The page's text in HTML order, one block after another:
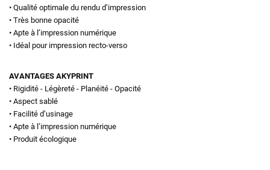
• Qualité optimale du rendu d’impression
• Très bonne opacité
• Apte à l’impression numérique
• Idéal pour impression recto-verso
AVANTAGES AKYPRINT
• Rigidité - Légèreté - Planéité - Opacité
• Aspect sablé
• Facilité d’usinage
• Apte à l’impression numérique
• Produit écologique